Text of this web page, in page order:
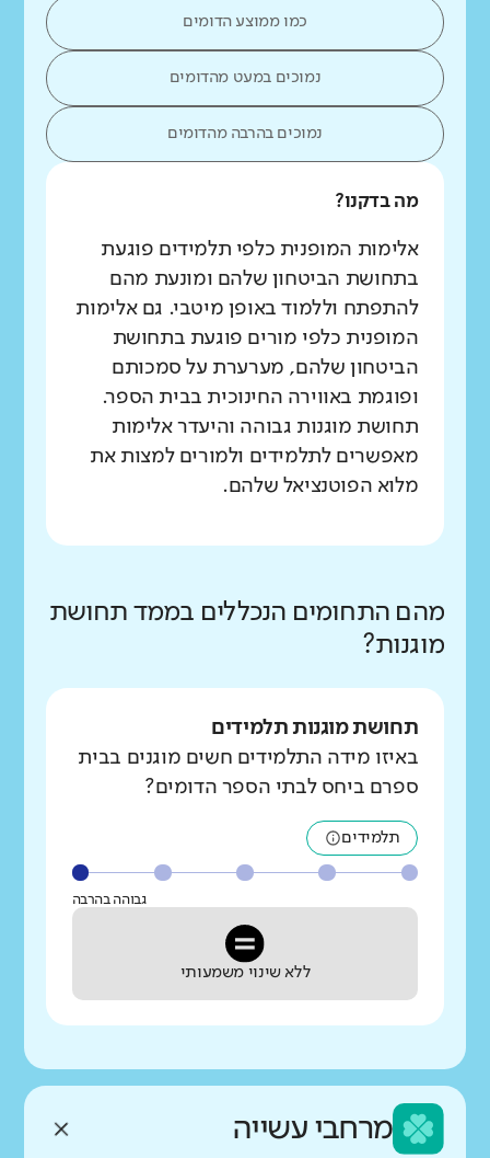
כמו ממוצע הדומים
נמוכים במעט מהדומים
נמוכים בהרבה מהדומים
מה בדקנו?
אלימות המופנית כלפי תלמידים פוגעת
בתחושת הביטחון שלהם ומונעת מהם
להתפתח וללמוד באופן מיטבי. גם אלימות
המופנית כלפי מורים פוגעת בתחושת
הביטחון שלהם, מערערת על סמכותם
ופוגמת באווירה החינוכית בבית הספר.
תחושת מוגנות גבוהה והיעדר אלימות
מאפשרים לתלמידים ולמורים למצות את
מלוא הפוטנציאל שלהם.
מהם התחומים הנכללים בממד תחושת
מוגנות?
תחושת מוגנות תלמידים
באיזו מידה התלמידים חשים מוגנים בבית
ספרם ביחס לבתי הספר הדומים?
תלמידים
גבוהה בהרבה
ללא שינוי משמעותי
מרחבי עשייה